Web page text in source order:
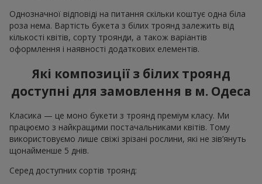
Однозначної відповіді на питання скільки коштує одна біла
роза нема. Вартість букета з білих троянд залежить від
кількості квітів, сорту троянди, а також варіантів
оформлення і наявності додаткових елементів.
Які композиції з білих троянд
доступні для замовлення в м. Одеса
Класика — це моно букети з троянд преміум класу. Ми
працюємо з найкращими постачальниками квітів. Тому
використовуємо лише свіжі зрізані рослини, які не зів’януть
щонайменше 5 днів.
Серед доступних сортів троянд: